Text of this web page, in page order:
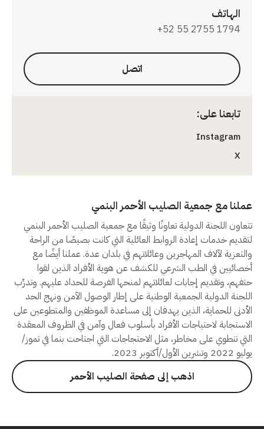
الهاتف
+52 55 2755 1794
اتصل
تابعنا على:
Instagram
X
عملنا مع جمعية الصليب الأحمر البنمي
تتعاون اللجنة الدولية تعاونًا وثيقًا مع جمعية الصليب الأحمر البنمي
لتقديم خدمات إعادة الروابط العائلية التي كانت بصيصًا من الراحة
والتعزية لآلاف المهاجرين وعائلاتهم في بلدان عدة. عملنا أيضًا مع
أخصائيين في الطب الشرعي للكشف عن هوية الأفراد الذين لقوا
حتفهم، وتقديم إجابات لعائلاتهم لمنحها الفرصة للحداد عليهم. وتدرِّب
اللجنة الدولية الجمعية الوطنية على إطار الوصول الآمن ونهج الحد
الأدنى للحماية، الذين يهدفان إلى مساعدة الموظفين والمتطوعين على
الاستجابة لاحتياجات الأفراد بأسلوب فعال وآمن في الظروف المعقدة
التي تنطوي على مخاطر، مثل الاحتجاجات التي اجتاحت بنما في تموز/
يوليو 2022 وتشرين الأول/أكتوبر 2023.
اذهب إلى صفحة الصليب الأحمر